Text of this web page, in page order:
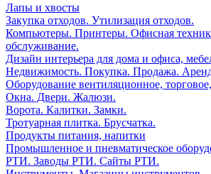
Лапы и хвосты
Закупка отходов. Утилизация отходов.
Компьютеры. Принтеры. Офисная
обслуживание.
Дизайн интерьера для дома и офиса,
Недвижимость. Покупка. Продажа.
Оборудование вентиляционное,
Окна. Двери. Жалюзи.
Ворота. Калитки. Замки.
Тротуарная плитка. Брусчатка.
Продукты питания, напитки
Промышленное и пневматическое
РТИ. Заводы РТИ. Сайты РТИ.